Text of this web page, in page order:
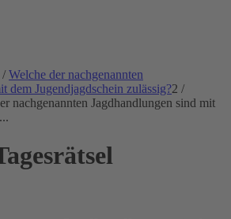
/ Welche der nachgenannten
dem Jugendjagdschein zulässig?2 /
nachgenannten Jagdhandlungen sind mit